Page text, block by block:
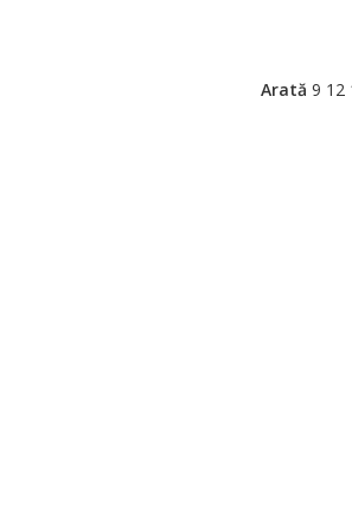
Arată 9 12